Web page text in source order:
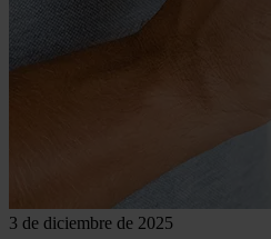
3 de diciembre de 2025